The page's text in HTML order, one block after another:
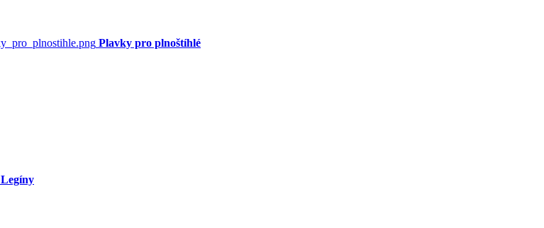
Plavky pro plnoštíhlé
Legíny